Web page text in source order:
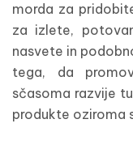
morda za
za izlete,
nasvete in
tega, da
sčasoma razvije
produkte oziroma